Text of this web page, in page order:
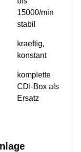
15000/min
stabil
kraeftig,
konstant
komplette
CDI-Box als
Ersatz